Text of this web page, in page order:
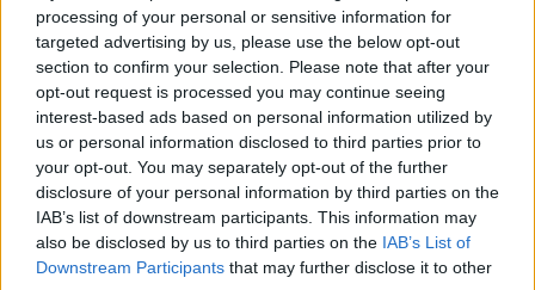
processing of your personal or sensitive information for
targeted advertising by us, please use the below opt-out
section to confirm your selection. Please note that after your
opt-out request is processed you may continue seeing
interest-based ads based on personal information utilized by
us or personal information disclosed to third parties prior to
your opt-out. You may separately opt-out of the further
disclosure of your personal information by third parties on the
IAB’s list of downstream participants. This information may
also be disclosed by us to third parties on the IAB’s List of
Downstream Participants that may further disclose it to other
Live στις 15:30 για το Ευρωπαϊκό Παίδων, Ελλάδα-Ισπανία
Μοκόκα: «Θέλουμε να χτίσουμε
κάτι μεγάλο με την ιδιοκτησία
και τη διοίκηση»
Fourlis: Συμφωνία για την